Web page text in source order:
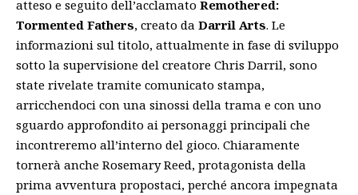
atteso e seguito dell’acclamato Remothered:
Tormented Fathers, creato da Darril Arts. Le
informazioni sul titolo, attualmente in fase di sviluppo
sotto la supervisione del creatore Chris Darril, sono
state rivelate tramite comunicato stampa,
arricchendoci con una sinossi della trama e con uno
sguardo approfondito ai personaggi principali che
incontreremo all’interno del gioco. Chiaramente
tornerà anche Rosemary Reed, protagonista della
prima avventura propostaci, perché ancora impegnata